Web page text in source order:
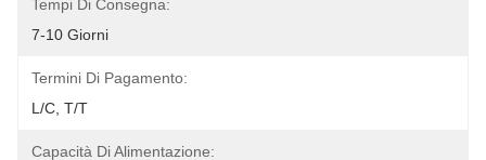
Tempi Di Consegna:
7-10 Giorni
Termini Di Pagamento:
L/C, T/T
Capacità Di Alimentazione: